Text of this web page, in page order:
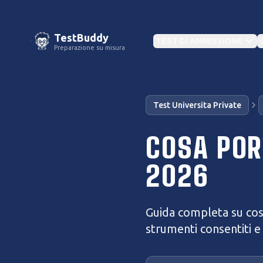
TestBuddy
Preparazione su misura
Preparati per il semestre 2026
Preparazione Concorsi
Test Universita Private
COSA
2026
Guida completa su
strumenti consentiti